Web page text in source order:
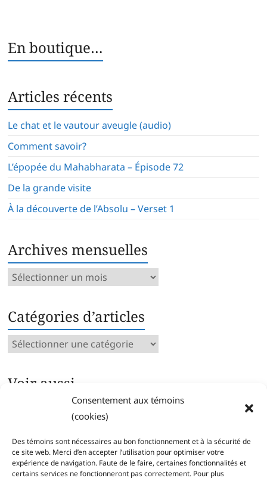
Consentement aux témoins
(cookies)
Des témoins sont nécessaires au bon fonctionnement et à la sécurité de
ce site web. Merci d’en accepter l’utilisation pour optimiser votre
expérience de navigation. Faute de le faire, certaines fonctionnalités et
certains services ne fonctionneront pas correctement. Pour plus
En boutique…
Articles récents
Le chat et le vautour aveugle (audio)
Comment savoir?
L’épopée du Mahabharata – Épisode 72
De la grande visite
À la découverte de l’Absolu – Verset 1
Archives mensuelles
Archives
Catégories d’articles
Catégories
Voir aussi…
Articles parus par catégorie
Index des mots clés
Séries